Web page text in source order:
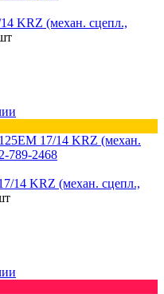
KRZ (механ. сцепл.,
14 KRZ (механ. сцепл.,